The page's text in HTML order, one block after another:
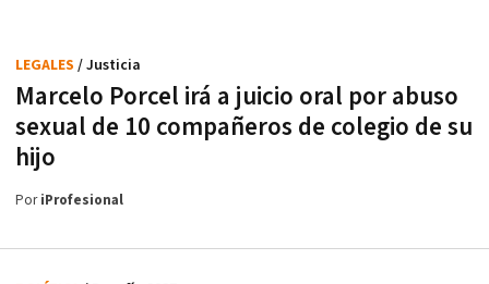
Marcelo Porcel irá a juicio oral por abuso
sexual de 10 compañeros de colegio de su
hijo
LEGALES / Justicia
PoriProfesional